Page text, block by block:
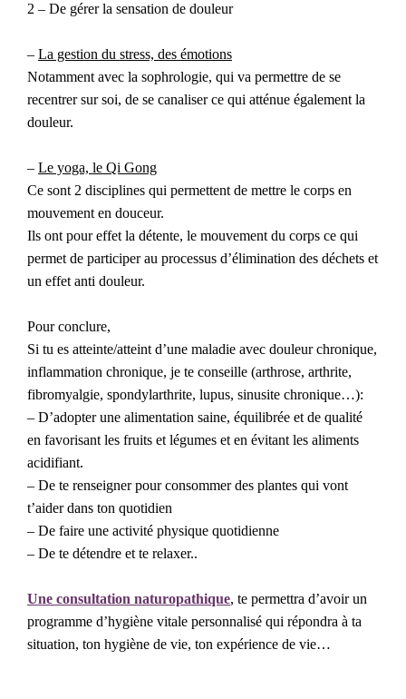
2 – De gérer la sensation de douleur
– La gestion du stress, des émotions
Notamment avec la sophrologie, qui va permettre de se
recentrer sur soi, de se canaliser ce qui atténue également la
douleur.
– Le yoga, le Qi Gong
Ce sont 2 disciplines qui permettent de mettre le corps en
mouvement en douceur.
Ils ont pour effet la détente, le mouvement du corps ce qui
permet de participer au processus d’élimination des déchets et
un effet anti douleur.
Pour conclure,
Si tu es atteinte/atteint d’une maladie avec douleur chronique,
inflammation chronique, je te conseille (arthrose, arthrite,
fibromyalgie, spondylarthrite, lupus, sinusite chronique…):
– D’adopter une alimentation saine, équilibrée et de qualité
en favorisant les fruits et légumes et en évitant les aliments
acidifiant.
– De te renseigner pour consommer des plantes qui vont
t’aider dans ton quotidien
– De faire une activité physique quotidienne
– De te détendre et te relaxer..
Une consultation naturopathique, te permettra d’avoir un
programme d’hygiène vitale personnalisé qui répondra à ta
situation, ton hygiène de vie, ton expérience de vie…